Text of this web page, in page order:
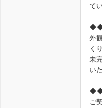
て
◆◆
外
く
未
い
◆◆
ご